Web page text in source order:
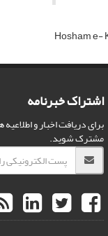
Hosham e-
اشتراک خبرنامه
برای دریافت اخبار و
مشترک شوید.